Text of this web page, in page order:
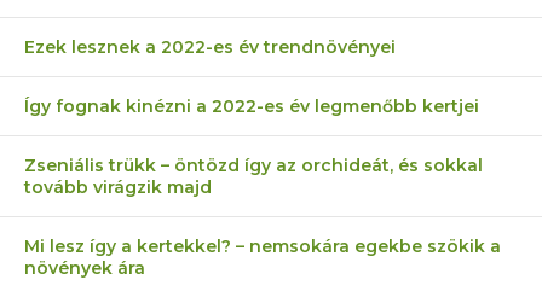
Ezek lesznek a 2022-es év trendnövényei
Így fognak kinézni a 2022-es év legmenőbb kertjei
Zseniális trükk – öntözd így az orchideát, és sokkal
tovább virágzik majd
Mi lesz így a kertekkel? – nemsokára egekbe szökik a
növények ára